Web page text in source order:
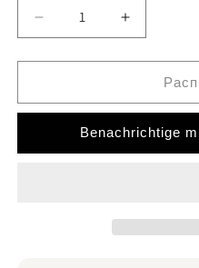
Смањите
количину
за
Premium
550gr
Повећајте
количину
за
Begovski
Premium
-
550gr
Benachrichtige